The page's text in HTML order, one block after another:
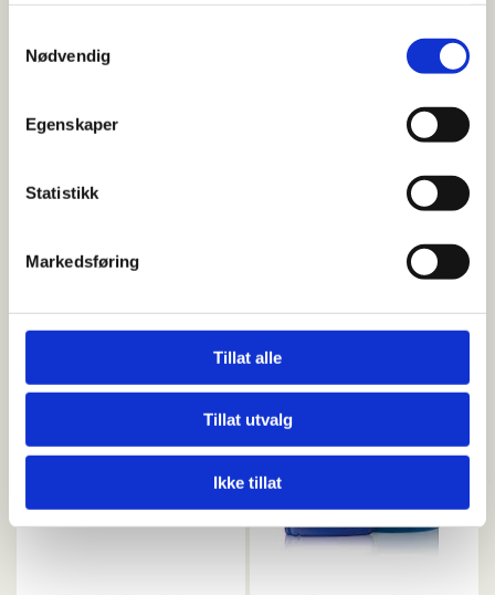
Nødvendig
Egenskaper
Statistikk
Markedsføring
Tillat alle
Tillat utvalg
Ikke tillat